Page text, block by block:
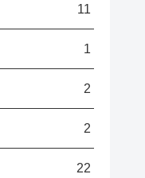
11
1
2
2
22